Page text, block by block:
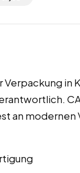
in
an